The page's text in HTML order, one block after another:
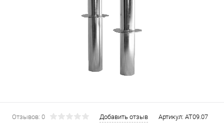
Отзывов: 0 Добавить отзыв Артикул: AT09.07